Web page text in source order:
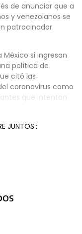
de anunciar que a
y venezolanos se
patrocinador
si ingresan
política de
citó las
coronavirus como
JUNTOS::